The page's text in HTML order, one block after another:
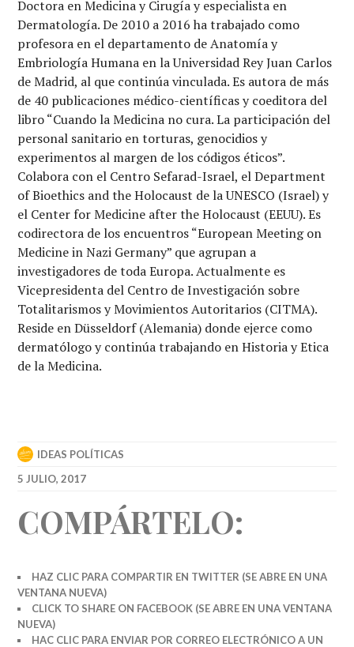
Doctora en Medicina y Cirugía y especialista en
Dermatología. De 2010 a 2016 ha trabajado como
profesora en el departamento de Anatomía y
Embriología Humana en la Universidad Rey Juan Carlos
de Madrid, al que continúa vinculada. Es autora de más
de 40 publicaciones médico-científicas y coeditora del
libro “Cuando la Medicina no cura. La participación del
personal sanitario en torturas, genocidios y
experimentos al margen de los códigos éticos”.
Colabora con el Centro Sefarad-Israel, el Department
of Bioethics and the Holocaust de la UNESCO (Israel) y
el Center for Medicine after the Holocaust (EEUU). Es
codirectora de los encuentros “European Meeting on
Medicine in Nazi Germany” que agrupan a
investigadores de toda Europa. Actualmente es
Vicepresidenta del Centro de Investigación sobre
Totalitarismos y Movimientos Autoritarios (CITMA).
Reside en Düsseldorf (Alemania) donde ejerce como
dermatólogo y continúa trabajando en Historia y Etica
de la Medicina.
IDEAS POLÍTICAS
5 JULIO, 2017
COMPÁRTELO:
HAZ CLIC PARA COMPARTIR EN TWITTER (SE ABRE EN UNA
VENTANA NUEVA)
CLICK TO SHARE ON FACEBOOK (SE ABRE EN UNA VENTANA
NUEVA)
HAC CLIC PARA ENVIAR POR CORREO ELECTRÓNICO A UN